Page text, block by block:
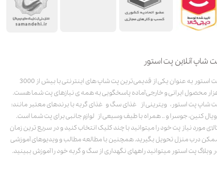
شاپ آنلاین پت استور
پت استور به عنوان یکی از قدیمی‌ترین پت شاپ های اینترنتی با بیش از 3000
محصول ایرانی و خارجی آماده پاسخگویی به همه ی نیازهای پت شما هست.
شاپ پت استور، ویترینی از غذای سگ و غذای گربه با برندهای معتبر مانند:
کنین، جوسرا و .. همراه با طیف وسیعی از لوازم جانبی برای پت شما است.
مورد نیاز پت خود را میتوانید با چند کلیک انتخاب کنید و در سریع ترین زمان
درب منزل تحویل بگیرید. همچنین با مطالعه مطالب و ویدیوهای آموزشی
وبلاگ پت استور میتوانید راههای نگهداری از سگ و گربه خود را آموزش ببینید.